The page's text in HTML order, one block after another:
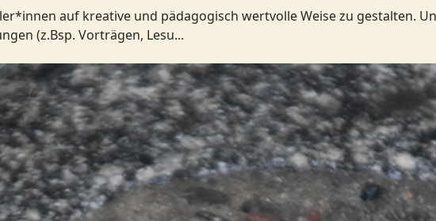
auf kreative und pädagogisch wertvolle Weise zu gestalten.
(z.Bsp. Vorträgen, Lesu...